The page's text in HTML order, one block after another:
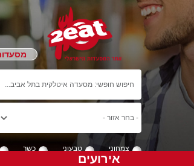
צמחוני טבעוני כשר
אירועים